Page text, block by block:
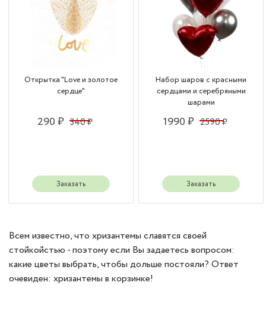
Открытка "Love и золотое
сердце"
290 ₽ 340 ₽
Заказать
Набор шаров с красными
сердцами и серебряными
шарами
1990 ₽ 2590 ₽
Заказать
Всем известно, что хризантемы славятся своей
стойкойстью - поэтому если Вы задаетесь вопросом:
какие цветы выбрать, чтобы дольше постояли? Ответ
очевиден: хризантемы в корзинке!